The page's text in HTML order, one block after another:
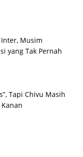
Musim
yang Tak Pernah
Tapi Chivu Masih